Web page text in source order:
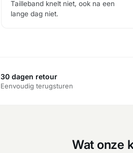
Tailleband knelt niet, ook na een
lange dag niet.
30 dagen retour
Eenvoudig terugsturen
Wat onze